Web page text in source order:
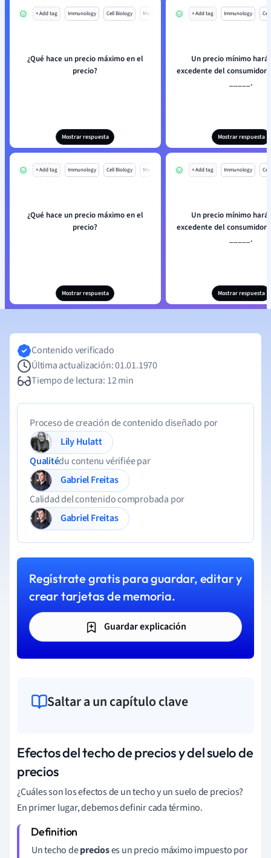
+ Add tag Immunology Cell Biology Mo
¿Qué hace un precio máximo en el
precio?
Mostrar respuesta
+ Add tag Immunology
Un precio mínimo hará
excedente del consumidor
_____.
Mostrar respuesta
+ Add tag Immunology Cell Biology Mo
¿Qué hace un precio máximo en el
precio?
Mostrar respuesta
+ Add tag Immunology
Un precio mínimo hará
excedente del consumidor
_____.
Mostrar respuesta
Contenido verificado
Última actualización: 01.01.1970
Tiempo de lectura: 12 min
Proceso de creación de contenido diseñado por
Lily Hulatt
Qualitédu contenu vérifiée par
Gabriel Freitas
Calidad del contenido comprobada por
Gabriel Freitas
Regístrate gratis para guardar, editar y
crear tarjetas de memoria.
Guardar explicación
Saltar a un capítulo clave
Efectos del techo de precios y del suelo de
precios
¿Cuáles son los efectos de un techo y un suelo de precios?
En primer lugar, debemos definir cada término.
Un techo deprecioses un precio máximo impuesto por